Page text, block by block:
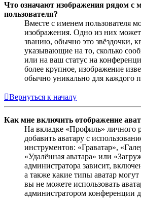
Что означают изображения рядом с
пользователя?
Вместе с именем пользователя
изображения. Одно из них
званию, обычно это звёздочки,
указывающие на то, сколько
или на ваш статус на
более крупное, изображение
обычно уникально для каждого
Вернуться к началу
Как мне включить отображение
На вкладке «Профиль» личного
добавить аватару с
инструментов: «Граватар»,
«Удалённая аватара» или
администратора зависит,
а также какие типы аватар
вы не можете использовать
администратором конференции